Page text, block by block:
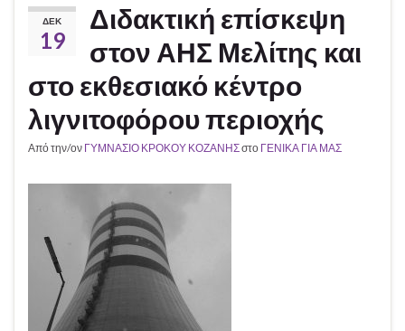
ΔΕΚ
19
Διδακτική επίσκεψη
στον ΑΗΣ Μελίτης και
στο εκθεσιακό κέντρο
λιγνιτοφόρου περιοχής
Από την/ον ΓΥΜΝΑΣΙΟ ΚΡΟΚΟΥ ΚΟΖΑΝΗΣστο ΓΕΝΙΚΑ ΓΙΑ ΜΑΣ